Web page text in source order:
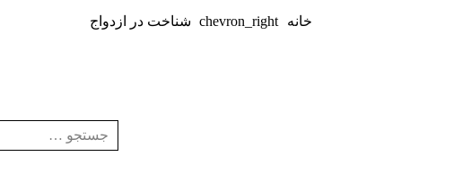
خانه chevron_right شناخت در ازدواج